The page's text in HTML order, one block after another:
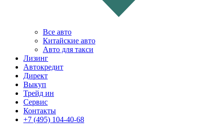
Все авто
Китайские авто
Авто для такси
Лизинг
Автокредит
Директ
Выкуп
Трейд ин
Сервис
Контакты
+7 (495) 104-40-68